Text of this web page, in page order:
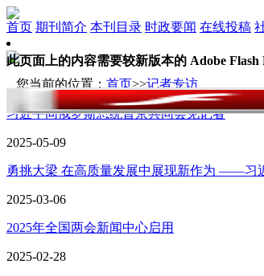
首页 期刊简介 本刊目录 时政要闻 在线投稿
此页面上的内容需要较新版本的 Adobe Flash
您当前的位置： 首页>>记者专访
习近平同俄罗斯总统普京共同会见记者
2025-05-09
勇挑大梁 在高质量发展中展现新作为 ——习
2025-03-06
2025年全国两会新闻中心启用
2025-02-28